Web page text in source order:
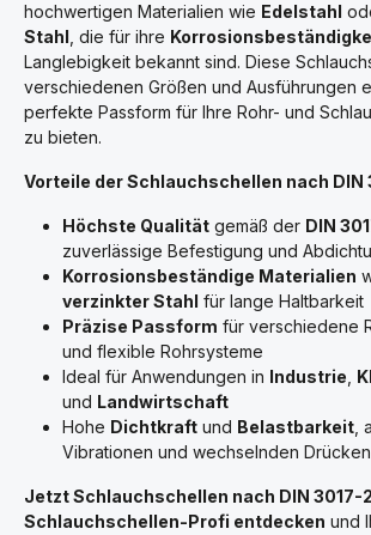
hochwertigen Materialien wie Edelstahl
Stahl , die für ihre
Langlebigkeit bekannt sind. Diese
verschiedenen Größen und Ausführungen
perfekte Passform für Ihre Rohr- und
zu bieten.
Vorteile der Schlauchschellen nach DIN
Höchste Qualität gemäß der DIN
zuverlässige Befestigung und
Korrosionsbeständige Materialien
verzinkter Stahl für lange Haltbarkeit
Präzise Passform für verschiedene
und flexible Rohrsysteme
Ideal für Anwendungen in Industrie
und Landwirtschaft
Hohe Dichtkraft und Belastbarkeit
Vibrationen und wechselnden Drücken
Jetzt Schlauchschellen nach DIN 3017-
Schlauchschellen-Profi entdecken und